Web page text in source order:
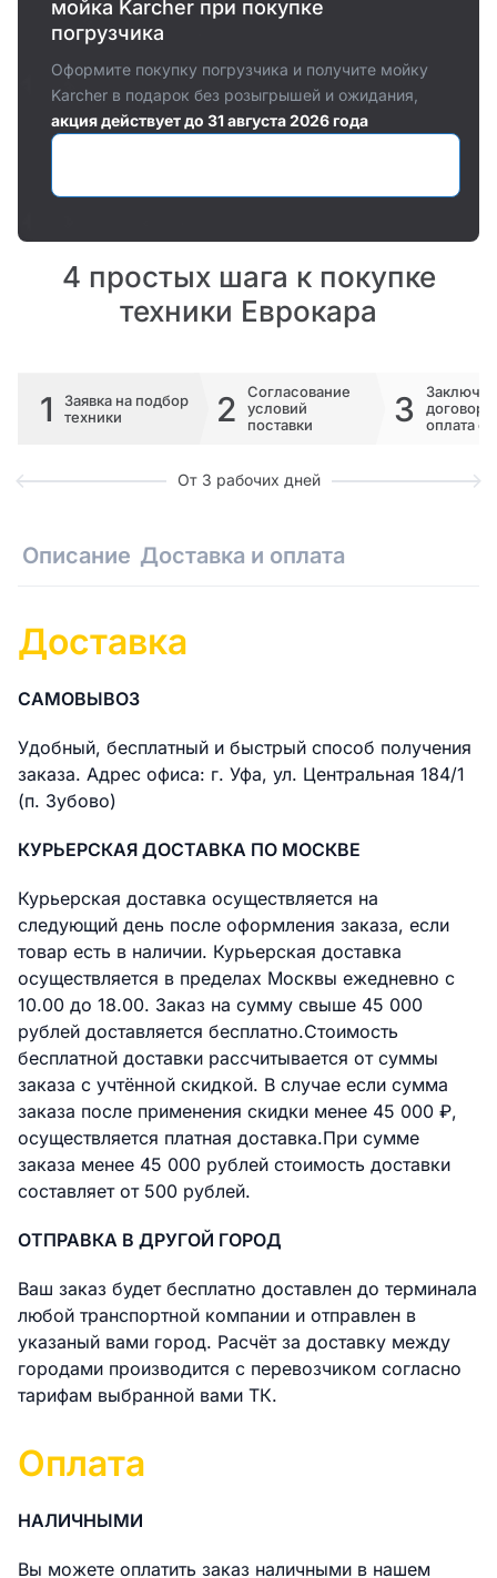
мойка Karcher при покупке
погрузчика
Оформите покупку погрузчика и получите мойку
Karcher в подарок без розыгрышей и ожидания,
акция действует до 31 августа 2026 года
4 простых шага к покупке
техники Еврокара
1
Заявка на подбор
техники
2
Согласование
условий
поставки
3
договора
оплата
От 3 рабочих дней
Описание Доставка и оплата
Доставка
САМОВЫВОЗ
Удобный, бесплатный и быстрый способ получения
заказа. Адрес офиса: г. Уфа, ул. Центральная 184/1
(п. Зубово)
КУРЬЕРСКАЯ ДОСТАВКА ПО МОСКВЕ
Курьерская доставка осуществляется на
следующий день после оформления заказа, если
товар есть в наличии. Курьерская доставка
осуществляется в пределах Москвы ежедневно с
10.00 до 18.00. Заказ на сумму свыше 45 000
рублей доставляется бесплатно.Стоимость
бесплатной доставки раcсчитывается от суммы
заказа с учтённой скидкой. В случае если сумма
заказа после применения скидки менее 45 000 ₽,
осуществляется платная доставка.При сумме
заказа менее 45 000 рублей стоимость доставки
составляет от 500 рублей.
ОТПРАВКА В ДРУГОЙ ГОРОД
Ваш заказ будет бесплатно доставлен до терминала
любой транспортной компании и отправлен в
указаный вами город. Расчёт за доставку между
городами производится с перевозчиком согласно
тарифам выбранной вами ТК.
Оплата
НАЛИЧНЫМИ
Вы можете оплатить заказ наличными в нашем